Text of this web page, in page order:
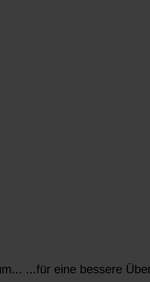
...für eine bessere